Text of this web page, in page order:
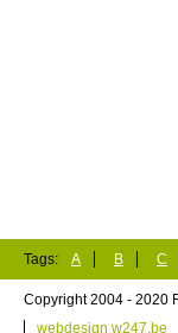
Tags: A B C
Copyright 2004 - 2020
webdesign w247.be